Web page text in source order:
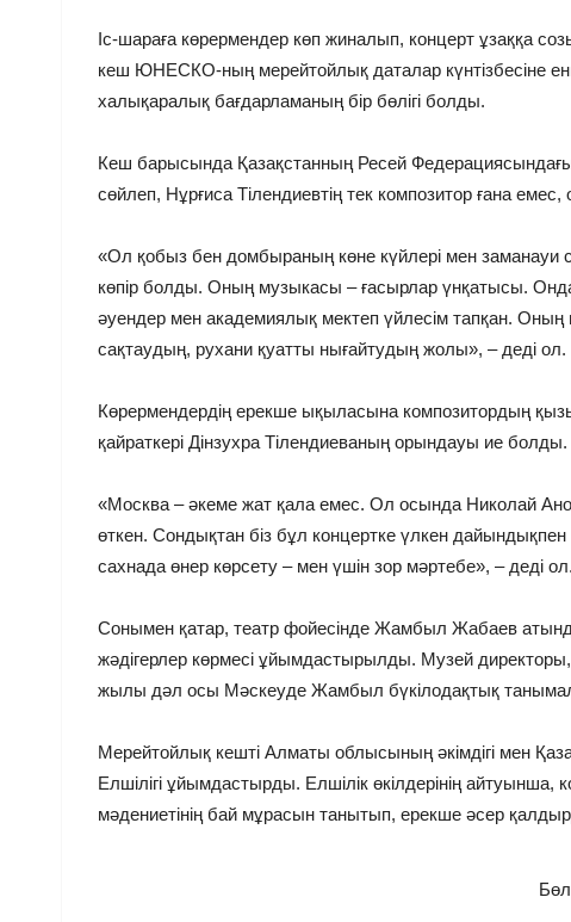
Іс-шараға көрермендер көп жиналып, концерт ұзаққа
кеш ЮНЕСКО-ның мерейтойлық даталар күнтізбесіне
халықаралық бағдарламаның бір бөлігі болды.
Кеш барысында Қазақстанның Ресей
сөйлеп, Нұрғиса Тілендиевтің тек композитор ғана
«Ол қобыз бен домбыраның көне күйлері мен
көпір болды. Оның музыкасы – ғасырлар үнқатысы.
әуендер мен академиялық мектеп үйлесім тапқан.
сақтаудың, рухани қуатты нығайтудың жолы», – деді ол.
Көрермендердің ерекше ықыласына композитордың
қайраткері Дінзухра Тілендиеваның орындауы ие болды.
«Москва – әкеме жат қала емес. Ол осында Николай
өткен. Сондықтан біз бұл концертке үлкен
сахнада өнер көрсету – мен үшін зор мәртебе», – деді ол.
Сонымен қатар, театр фойесінде Жамбыл Жабаев
жәдігерлер көрмесі ұйымдастырылды. Музей
жылы дәл осы Мәскеуде Жамбыл бүкілодақтық
Мерейтойлық кешті Алматы облысының әкімдігі мен
Елшілігі ұйымдастырды. Елшілік өкілдерінің
мәдениетінің бай мұрасын танытып, ерекше әсер